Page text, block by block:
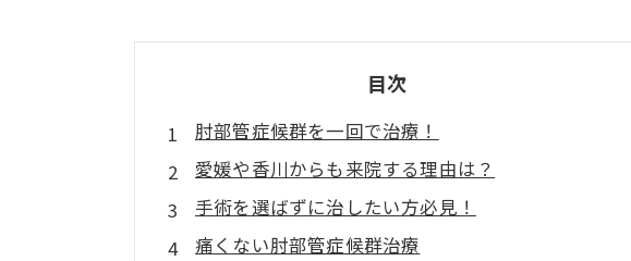
目次
肘部管症候群を一回で治療！
愛媛や香川からも来院する理由は？
手術を選ばずに治したい方必見！
痛くない肘部管症候群治療